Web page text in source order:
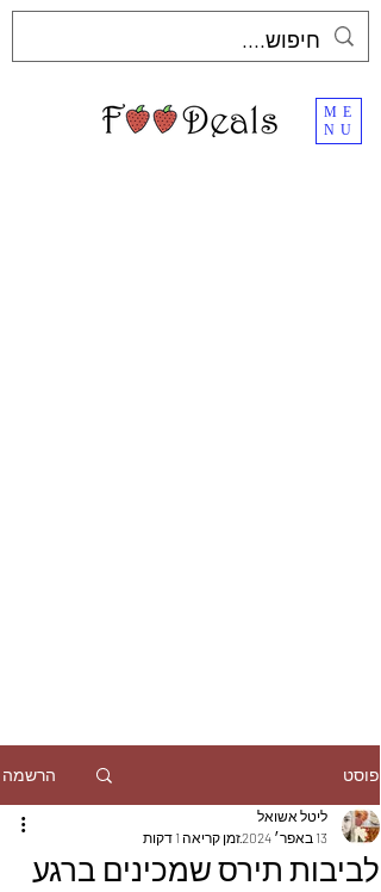
ME
NU
פוסט הרשמה
לביבות תירס שמכינים ברגע
ליטל אשואל
13 באפר׳ 2024
זמן קריאה 1 דקות